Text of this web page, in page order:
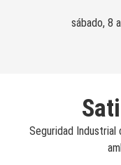
sábado, 8
Seguridad Industrial